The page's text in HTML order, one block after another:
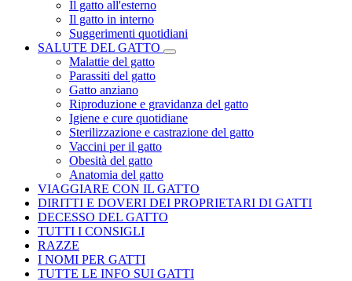
Il gatto all'esterno
Il gatto in interno
Suggerimenti quotidiani
SALUTE DEL GATTO
Malattie del gatto
Parassiti del gatto
Gatto anziano
Riproduzione e gravidanza del gatto
Igiene e cure quotidiane
Sterilizzazione e castrazione del gatto
Vaccini per il gatto
Obesità del gatto
Anatomia del gatto
VIAGGIARE CON IL GATTO
DIRITTI E DOVERI DEI PROPRIETARI DI GATTI
DECESSO DEL GATTO
TUTTI I CONSIGLI
RAZZE
I NOMI PER GATTI
TUTTE LE INFO SUI GATTI